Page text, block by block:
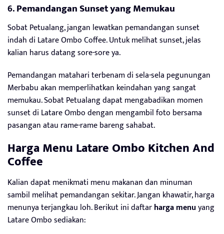
6.Pemandangan Sunset yang Memukau
Sobat Petualang, jangan lewatkan pemandangan sunset
indah di Latare Ombo Coffee. Untuk melihat sunset, jelas
kalian harus datang sore-sore ya.
Pemandangan matahari terbenam di sela-sela pegunungan
Merbabu akan memperlihatkan keindahan yang sangat
memukau. Sobat Petualang dapat mengabadikan momen
sunset di Latare Ombo dengan mengambil foto bersama
pasangan atau rame-rame bareng sahabat.
Harga Menu Latare Ombo Kitchen And
Coffee
Kalian dapat menikmati menu makanan dan minuman
sambil melihat pemandangan sekitar. Jangan khawatir, harga
menunya terjangkau loh. Berikut ini daftarharga menuyang
Latare Ombo sediakan: